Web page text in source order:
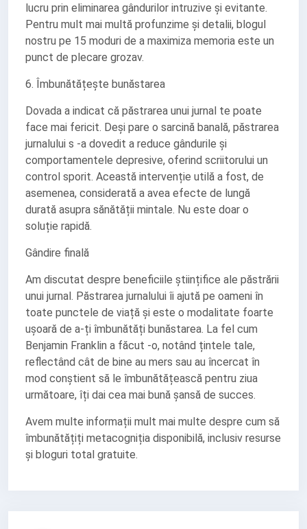
lucru prin eliminarea gândurilor intruzive și evitante.
Pentru mult mai multă profunzime și detalii, blogul
nostru pe 15 moduri de a maximiza memoria este un
punct de plecare grozav.
6. Îmbunătățește bunăstarea
Dovada a indicat că păstrarea unui jurnal te poate
face mai fericit. Deși pare o sarcină banală, păstrarea
jurnalului s -a dovedit a reduce gândurile și
comportamentele depresive, oferind scriitorului un
control sporit. Această intervenție utilă a fost, de
asemenea, considerată a avea efecte de lungă
durată asupra sănătății mintale. Nu este doar o
soluție rapidă.
Gândire finală
Am discutat despre beneficiile științifice ale păstrării
unui jurnal. Păstrarea jurnalului îi ajută pe oameni în
toate punctele de viață și este o modalitate foarte
ușoară de a-ți îmbunătăți bunăstarea. La fel cum
Benjamin Franklin a făcut -o, notând țintele tale,
reflectând cât de bine au mers sau au încercat în
mod conștient să le îmbunătățească pentru ziua
următoare, îți dai cea mai bună șansă de succes.
Avem multe informații mult mai multe despre cum să
îmbunătățiți metacogniția disponibilă, inclusiv resurse
și bloguri total gratuite.